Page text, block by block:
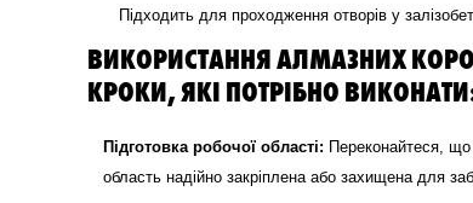
Підходить для проходження отворів у
ВИКОРИСТАННЯ АЛМАЗНИХ
КРОКИ, ЯКІ ПОТРІБНО
Підготовка робочої області: Переконайтеся, що
область надійно закріплена або захищена для